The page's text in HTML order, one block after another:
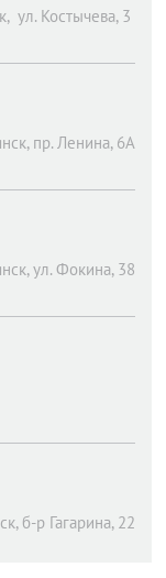
ул. Костычева, 3
пр. Ленина, 6А
ул. Фокина, 38
б-р Гагарина, 22